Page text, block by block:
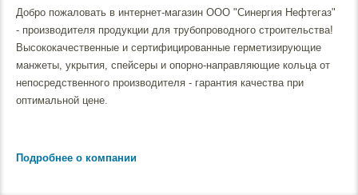
Добро пожаловать в интернет-магазин ООО "Синергия Нефтегаз"
- производителя продукции для трубопроводного строительства!
Высококачественные и сертифицированные герметизирующие
манжеты, укрытия, спейсеры и опорно-направляющие кольца от
непосредственного производителя - гарантия качества при
оптимальной цене.
Подробнее о компании